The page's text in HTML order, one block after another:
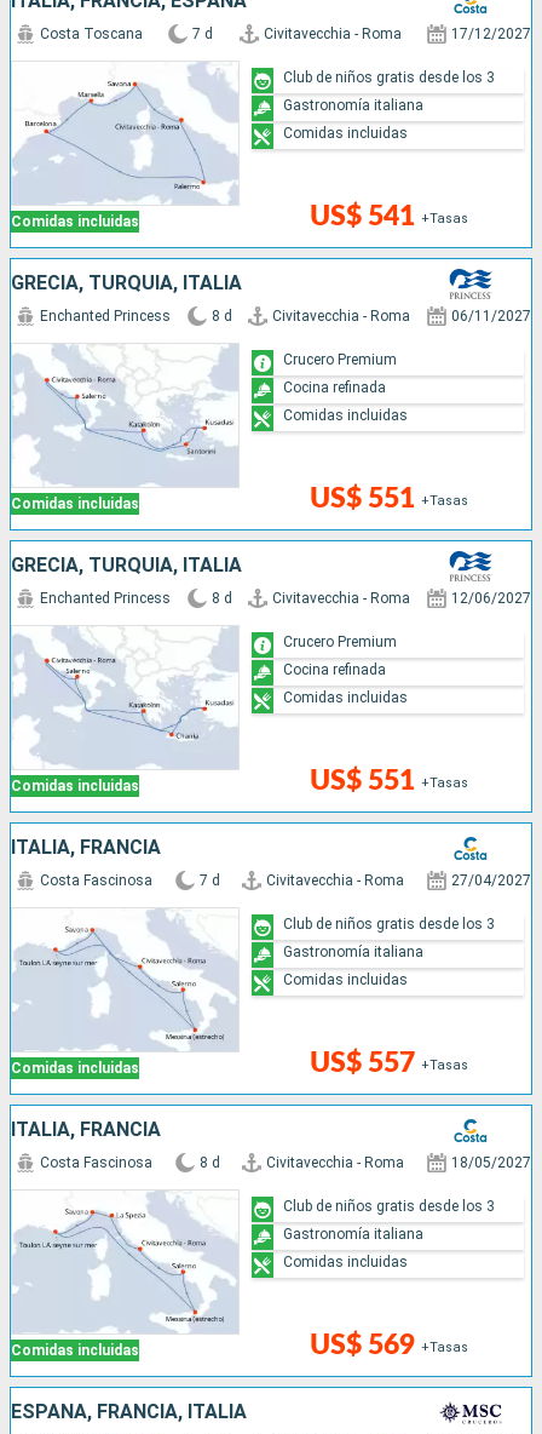
Comidas incluidas
Costa Toscana 7 d Civitavecchia - Roma 17/12/2027
US$ 541 +Tasas
Club de niños gratis desde los 3
Gastronomía italiana
Comidas incluidas
GRECIA, TURQUÍA, ITALIA
Comidas incluidas
Enchanted Princess 8 d Civitavecchia - Roma 06/11/2027
US$ 551 +Tasas
Crucero Premium
Cocina refinada
Comidas incluidas
GRECIA, TURQUÍA, ITALIA
Comidas incluidas
Enchanted Princess 8 d Civitavecchia - Roma 12/06/2027
US$ 551 +Tasas
Crucero Premium
Cocina refinada
Comidas incluidas
ITALIA, FRANCIA
Comidas incluidas
Costa Fascinosa 7 d Civitavecchia - Roma 27/04/2027
US$ 557 +Tasas
Club de niños gratis desde los 3
Gastronomía italiana
Comidas incluidas
ITALIA, FRANCIA
Comidas incluidas
Costa Fascinosa 8 d Civitavecchia - Roma 18/05/2027
US$ 569 +Tasas
Club de niños gratis desde los 3
Gastronomía italiana
Comidas incluidas
ESPAÑA, FRANCIA, ITALIA